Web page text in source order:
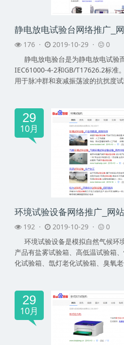
176 · 2019-10-29 ·
0
静电放电验台是为静电放电试验
IEC61000-4-2和GB/T17626.2标准
用于脉冲群和衰减振荡波的抗扰度
29
10月
192 · 2019-10-29 ·
0
环境试验设备是模拟自然气候环
产品有盐雾试验箱、高低温试验箱
化试验箱、氙灯老化试验箱、臭氧
29
10月